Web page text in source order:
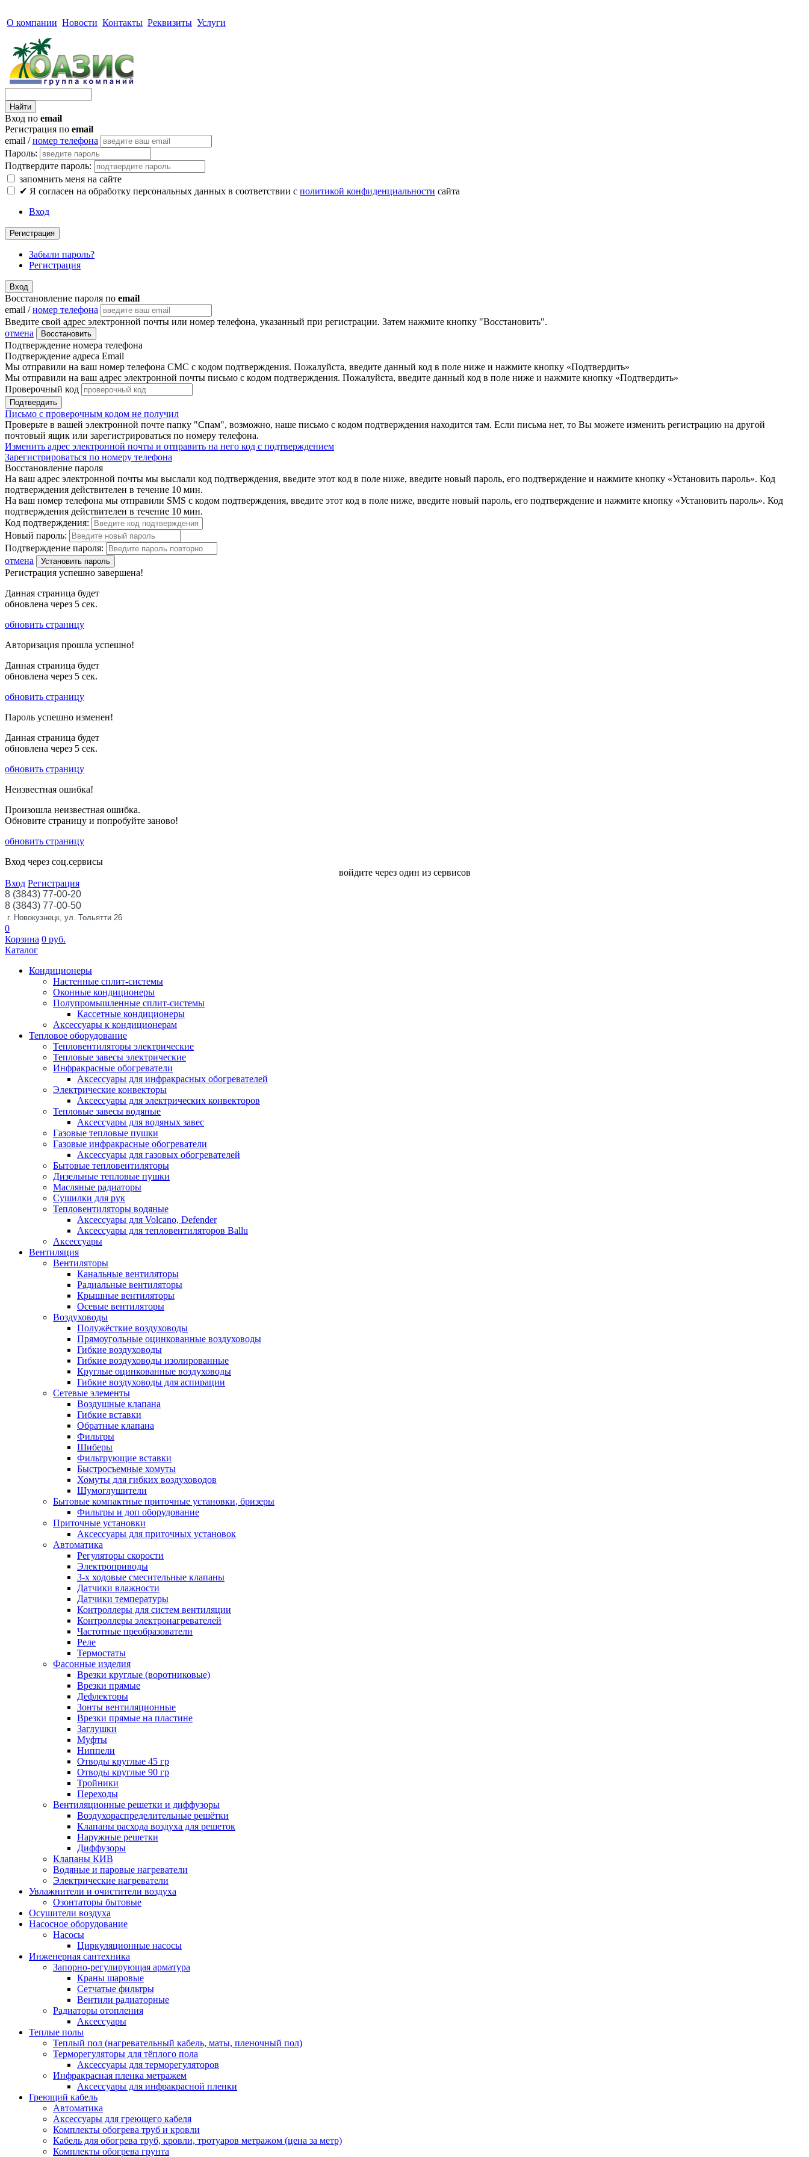
О компании Новости Контакты Реквизиты Услуги
Вход по email
Регистрация по email
email /номер телефона
Пароль:
Подтвердите пароль:
запомнить меня на сайте
✔ Я согласен на обработку персональных данных в соответствии с политикой конфиденциальности сайта
Вход
Регистрация
Забыли пароль?
Регистрация
Вход
Восстановление пароля по email
email /номер телефона
Введите свой адрес электронной почты или номер телефона, указанный при регистрации. Затем нажмите кнопку "Восстановить".
отмена
Восстановить
Подтверждение номера телефона
Подтверждение адреса Email
Мы отправили на ваш номер телефона СМС с кодом подтверждения. Пожалуйста, введите данный код в поле ниже и нажмите кнопку «Подтвердить»
Мы отправили на ваш адрес электронной почты письмо с кодом подтверждения. Пожалуйста, введите данный код в поле ниже и нажмите кнопку «Подтвердить»
Проверочный код
Подтвердить
Письмо с проверочным кодом не получил
Проверьте в вашей электронной почте папку "Спам", возможно, наше письмо с кодом подтверждения находится там. Если письма нет, то Вы можете изменить регистрацию на другой
почтовый ящик или зарегистрироваться по номеру телефона.
Изменить адрес электронной почты и отправить на него код с подтверждением
Зарегистрироваться по номеру телефона
Восстановление пароля
На ваш адрес электронной почты мы выслали код подтверждения, введите этот код в поле ниже, введите новый пароль, его подтверждение и нажмите кнопку «Установить пароль». Код
подтверждения действителен в течение 10 мин.
На ваш номер телефона мы отправили SMS с кодом подтверждения, введите этот код в поле ниже, введите новый пароль, его подтверждение и нажмите кнопку «Установить пароль». Код
подтверждения действителен в течение 10 мин.
Код подтверждения:
Новый пароль:
Подтверждение пароля:
отмена
Установить пароль
Регистрация успешно завершена!
Данная страница будет
обновлена через 5 сек.
обновить страницу
Авторизация прошла успешно!
Данная страница будет
обновлена через 5 сек.
обновить страницу
Пароль успешно изменен!
Данная страница будет
обновлена через 5 сек.
обновить страницу
Неизвестная ошибка!
Произошла неизвестная ошибка.
Обновите страницу и попробуйте заново!
обновить страницу
Вход через соц.сервисы
войдите через один из сервисов
Вход Регистрация
8 (3843) 77-00-20
8 (3843) 77-00-50
г. Новокузнецк, ул. Тольятти 26
0
Корзина 0 руб.
Каталог
Кондиционеры
Настенные сплит-системы
Оконные кондиционеры
Полупромышленные сплит-системы
Кассетные кондиционеры
Аксессуары к кондиционерам
Тепловое оборудование
Тепловентиляторы электрические
Тепловые завесы электрические
Инфракрасные обогреватели
Аксессуары для инфракрасных обогревателей
Электрические конвекторы
Аксессуары для электрических конвекторов
Тепловые завесы водяные
Аксессуары для водяных завес
Газовые тепловые пушки
Газовые инфракрасные обогреватели
Аксессуары для газовых обогревателей
Бытовые тепловентиляторы
Дизельные тепловые пушки
Масляные радиаторы
Сушилки для рук
Тепловентиляторы водяные
Аксессуары для Volcano, Defender
Аксессуары для тепловентиляторов Ballu
Аксессуары
Вентиляция
Вентиляторы
Канальные вентиляторы
Радиальные вентиляторы
Крышные вентиляторы
Осевые вентиляторы
Воздуховоды
Полужёсткие воздуховоды
Прямоугольные оцинкованные воздуховоды
Гибкие воздуховоды
Гибкие воздуховоды изолированные
Круглые оцинкованные воздуховоды
Гибкие воздуховоды для аспирации
Сетевые элементы
Воздушные клапана
Гибкие вставки
Обратные клапана
Фильтры
Шиберы
Фильтрующие вставки
Быстросъемные хомуты
Хомуты для гибких воздуховодов
Шумоглушители
Бытовые компактные приточные установки, бризеры
Фильтры и доп оборудование
Приточные установки
Аксессуары для приточных установок
Автоматика
Регуляторы скорости
Электроприводы
3-х ходовые смесительные клапаны
Датчики влажности
Датчики температуры
Контроллеры для систем вентиляции
Контроллеры электронагревателей
Частотные преобразователи
Реле
Термостаты
Фасонные изделия
Врезки круглые (воротниковые)
Врезки прямые
Дефлекторы
Зонты вентиляционные
Врезки прямые на пластине
Заглушки
Муфты
Ниппели
Отводы круглые 45 гр
Отводы круглые 90 гр
Тройники
Переходы
Вентиляционные решетки и диффузоры
Воздухораспределительные решётки
Клапаны расхода воздуха для решеток
Наружные решетки
Диффузоры
Клапаны КИВ
Водяные и паровые нагреватели
Электрические нагреватели
Увлажнители и очистители воздуха
Озонтаторы бытовые
Осушители воздуха
Насосное оборудование
Насосы
Циркуляционные насосы
Инженерная сантехника
Запорно-регулирующая арматура
Краны шаровые
Сетчатые фильтры
Вентили радиаторные
Радиаторы отопления
Аксессуары
Теплые полы
Теплый пол (нагревательный кабель, маты, пленочный пол)
Терморегуляторы для тёплого пола
Аксессуары для терморегуляторов
Инфракрасная пленка метражем
Аксессуары для инфракрасной пленки
Греющий кабель
Автоматика
Аксессуары для греющего кабеля
Комплекты обогрева труб и кровли
Кабель для обогрева труб, кровли, тротуаров метражом (цена за метр)
Комплекты обогрева грунта